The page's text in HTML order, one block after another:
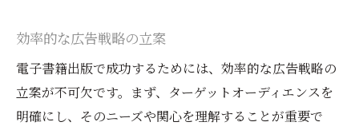
効率的な広告戦略の立案
電子書籍出版で成功するためには、効率的な広告戦略の
立案が不可欠です。まず、ターゲットオーディエンスを
明確にし、そのニーズや関心を理解することが重要で